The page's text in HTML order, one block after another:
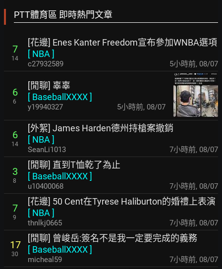
PTT體育區 即時熱門文章
7
14
[花邊] Enes Kanter Freedom宣布參加WNBA選項
[ NBA ]
c27932589 5小時前, 08/07
6
6
[閒聊] 辜辜
[ BaseballXXXX]
y19940327 5小時前, 08/07
6
14
[外絮] James Harden德州持槍案撤銷
[ NBA ]
SeanLi1013 7小時前, 08/07
3
8
[閒聊] 直到T恤乾了為止
[ BaseballXXXX]
u10400068 7小時前, 08/07
7
9
[花邊] 50 Cent在Tyrese Haliburton的婚禮上表演
[ NBA ]
thnlkj0665 7小時前, 08/07
17
30
[閒聊] 曾峻岳:簽名不是我一定要完成的義務
[ BaseballXXXX]
micheal59 7小時前, 08/07